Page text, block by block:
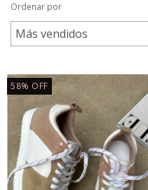
Ordenar por
58% OFF